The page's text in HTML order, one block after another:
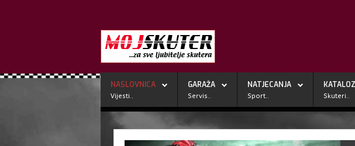
NASLOVNICA
Vijesti..
GARAŽA
Servis..
NATJECANJA
Sport..
KATALOZI
Skuteri..